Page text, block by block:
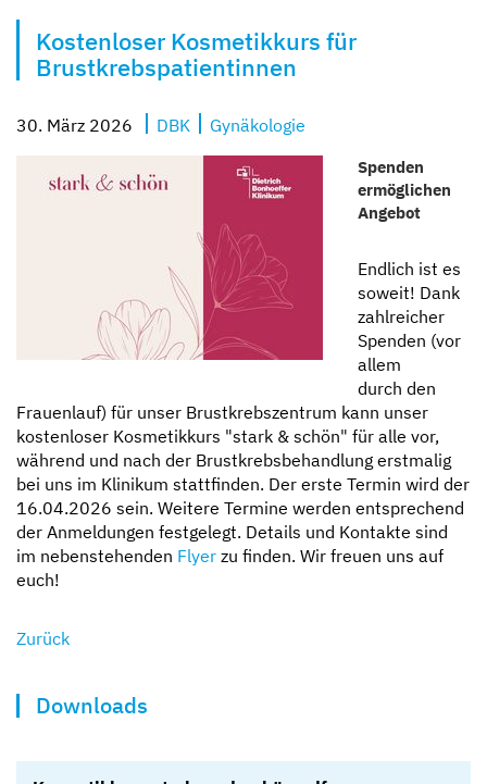
Kompetent und zugewandt
Mit besten Aussichten
Sicher und geborgen
Erzähl sie uns auf
Kostenloser Kosmetikkurs für
Brustkrebspatientinnen
30. März 2026 DBK Gynäkologie
Spenden
ermöglichen
Angebot
Endlich ist es
soweit! Dank
zahlreicher
Spenden (vor
allem
durch den
Frauenlauf) für unser Brustkrebszentrum kann unser
kostenloser Kosmetikkurs "stark & schön" für alle vor,
während und nach der Brustkrebsbehandlung erstmalig
bei uns im Klinikum stattfinden. Der erste Termin wird der
16.04.2026 sein. Weitere Termine werden entsprechend
der Anmeldungen festgelegt. Details und Kontakte sind
im nebenstehenden Flyer zu finden. Wir freuen uns auf
euch!
Zurück
Downloads